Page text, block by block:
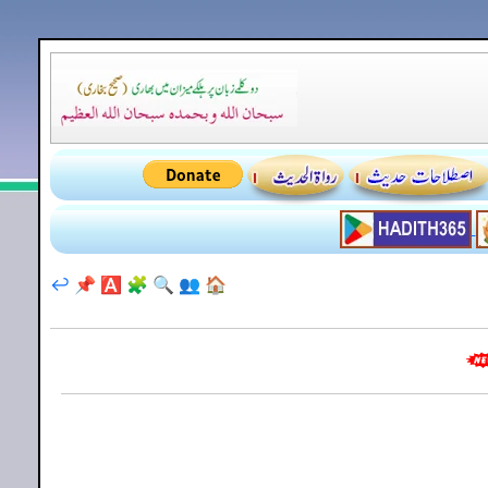
🏠
👥
🔍
🧩
🅰️
📌
↩️